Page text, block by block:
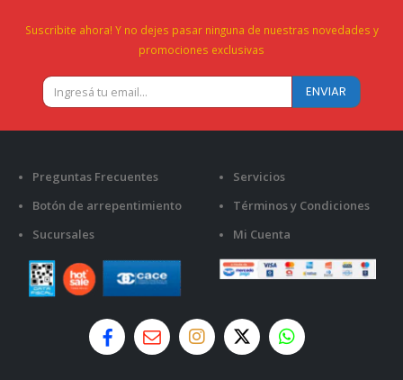
Suscribite ahora! Y no dejes pasar ninguna de nuestras novedades y
promociones exclusivas
Preguntas Frecuentes
Botón de arrepentimiento
Sucursales
Servicios
Términos y Condiciones
Mi Cuenta